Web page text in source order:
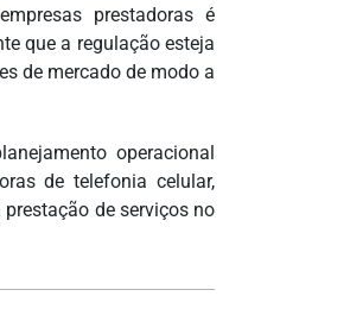
prestadoras é
que a regulação esteja
de mercado de modo a
operacional
de telefonia celular,
de serviços no